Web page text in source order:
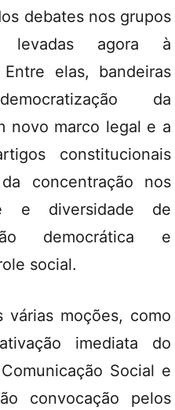
debates nos grupos
levadas agora à
elas, bandeiras
da
novo marco legal e a
constitucionais
concentração nos
e diversidade de
democrática e
social.
várias moções, como
imediata do
Social e
convocação pelos